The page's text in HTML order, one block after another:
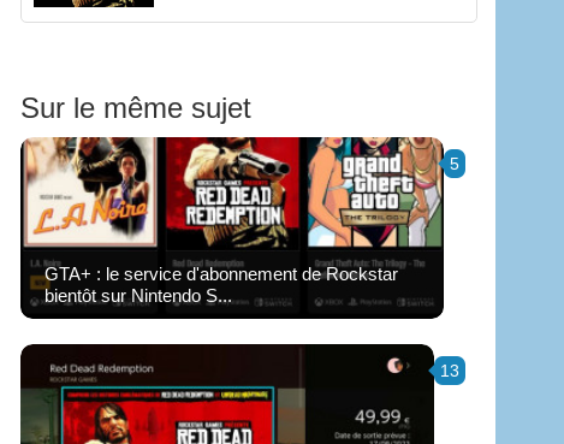
Sur le même sujet
5
GTA+ : le service d'abonnement de Rockstar
bientôt sur Nintendo S...
13